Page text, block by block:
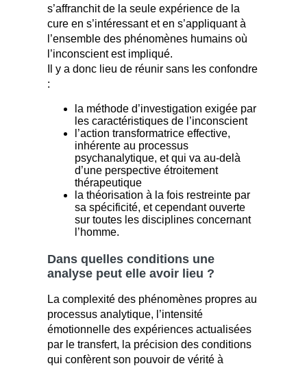
s’affranchit de la seule expérience de la
cure en s’intéressant et en s’appliquant à
l’ensemble des phénomènes humains où
l’inconscient est impliqué.
Il y a donc lieu de réunir sans les confondre
:
la méthode d’investigation exigée par
les caractéristiques de l’inconscient
l’action transformatrice effective,
inhérente au processus
psychanalytique, et qui va au-delà
d’une perspective étroitement
thérapeutique
la théorisation à la fois restreinte par
sa spécificité, et cependant ouverte
sur toutes les disciplines concernant
l’homme.
Dans quelles conditions une
analyse peut elle avoir lieu ?
La complexité des phénomènes propres au
processus analytique, l’intensité
émotionnelle des expériences actualisées
par le transfert, la précision des conditions
qui confèrent son pouvoir de vérité à